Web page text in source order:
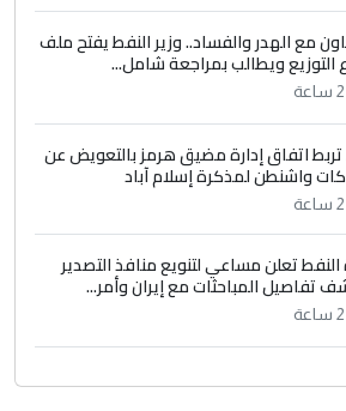
مع الهدر والفساد.. وزير النفط يفتح ملف
التوزيع ويطالب بمراجعة شامل...
تربط اتفاق إدارة مضيق هرمز بالتعويض عن
واشنطن لمذكرة إسلام آباد
النفط تعلن مساعي لتنويع منافذ التصدير
تفاصيل المباحثات مع إيران وأمر...